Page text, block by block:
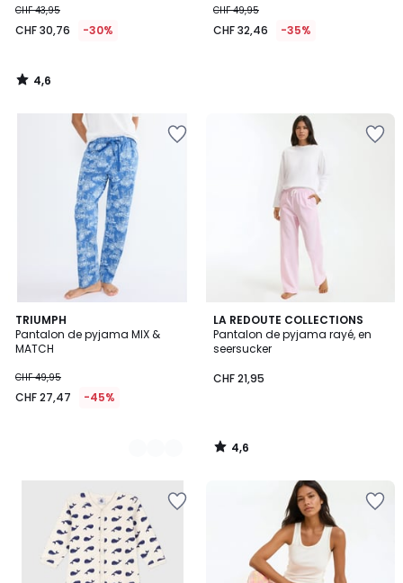
CHF 43,95
CHF 30,76 -30%
4,6
/
CHF 49,95
CHF 32,46 -35%
TRIUMPH
Pantalon de pyjama MIX &
MATCH
CHF 49,95
CHF 27,47 -45%
2
Couleurs
LA REDOUTE COLLECTIONS
Pantalon de pyjama rayé, en
seersucker
CHF 21,95
4,6
/ 5
4,6
/